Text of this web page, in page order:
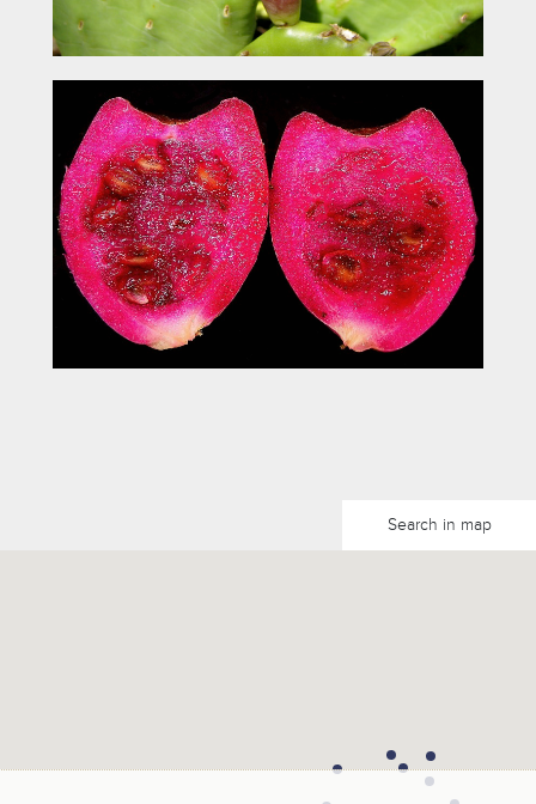
Search in map